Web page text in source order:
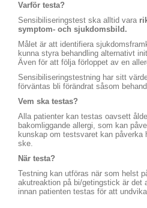
Varför testa?
Sensibiliseringstest ska alltid vara
symptom- och sjukdomsbild.
Målet är att identifiera
kunna styra behandling alternativt
Även för att följa förloppet av en
Sensibiliseringstestning har sitt
förväntas bli förändrat såsom
Vem ska testas?
Alla patienter kan testas oavsett
bakomliggande allergi, som kan
kunskap om testsvaret kan påverka
ske.
När testa?
Testning kan utföras när som helst
akutreaktion på bi/getingstick är det
innan patienten testas för att